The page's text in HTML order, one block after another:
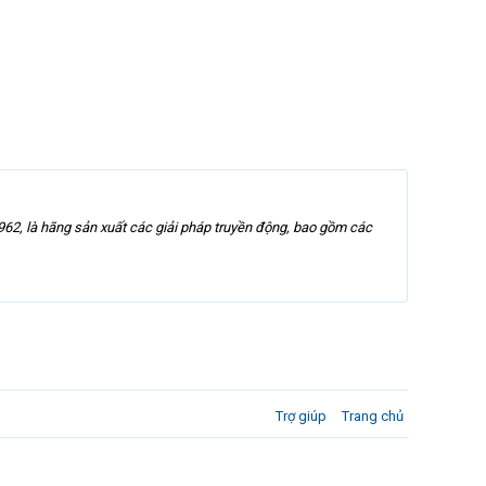
là hãng sản xuất các giải pháp truyền động, bao gồm các
Trợ giúp Trang chủ